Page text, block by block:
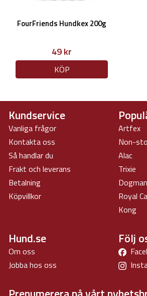
FourFriends Hundkex 200g
49 kr
KÖP
Kundservice
Vanliga frågor
Kontakta oss
Så handlar du
Frakt och leverans
Betalning
Köpvillkor
Artfex
Non-
Alac
Trixie
Dogman
Royal
Kong
Hund.se
Om oss
Jobba hos oss
Följ